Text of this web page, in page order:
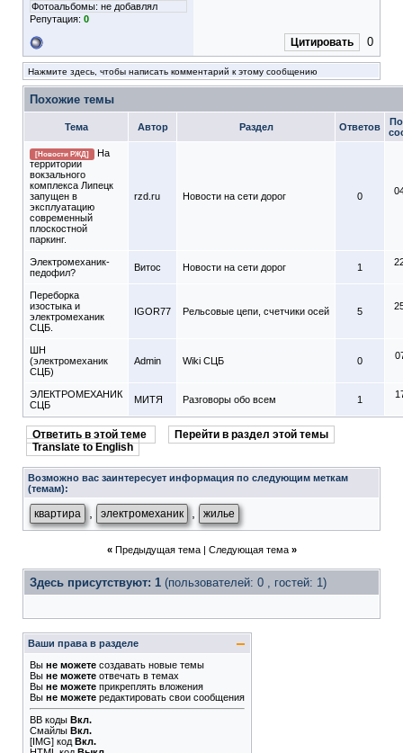
Фотоальбомы: не добавлял
Репутация: 0
Цитировать 0
Нажмите здесь, чтобы написать комментарий к этому сообщению
Похожие темы
Тема Автор Раздел Ответов
[Новости РЖД]
На
территории
вокзального
комплекса Липецк
запущен в
эксплуатацию
современный
плоскостной
паркинг.
rzd.ru Новости на сети дорог 0
Электромеханик-
педофил?
Витос Новости на сети дорог 1
Переборка
изостыка и
электромеханик
СЦБ.
IGOR77 Рельсовые цепи, счетчики осей 5
ШН
(электромеханик
СЦБ)
Admin Wiki СЦБ 0
ЭЛЕКТРОМЕХАНИК
СЦБ
МИТЯ Разговоры обо всем 1
Ответить в этой теме
Перейти в раздел этой темы
Translate to English
Возможно вас заинтересует информация по следующим меткам
(темам):
квартира электромеханик жилье
« Предыдущая тема| Следующая тема »
Здесь присутствуют: 1 (пользователей: 0 , гостей: 1)
Ваши права в разделе
Вы не можете создавать новые темы
Вы не можете отвечать в темах
Вы не можете прикреплять вложения
Вы не можете редактировать свои сообщения
BB коды Вкл.
Смайлы Вкл.
[IMG] код Вкл.